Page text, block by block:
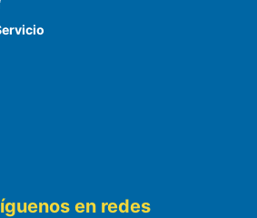
vida
en redes